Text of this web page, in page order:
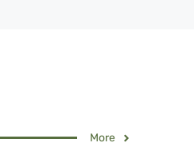
More